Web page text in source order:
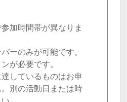
加時間帯が異なりま
ーのみが可能です。
が必要です。
しているものはお申
別の活動日または時